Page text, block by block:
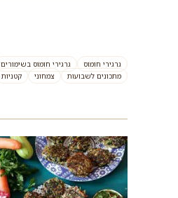
גרגירי חומוס גרגירי חומוס בשימורים
מתכונים לשבועות
צמחוני קטניות